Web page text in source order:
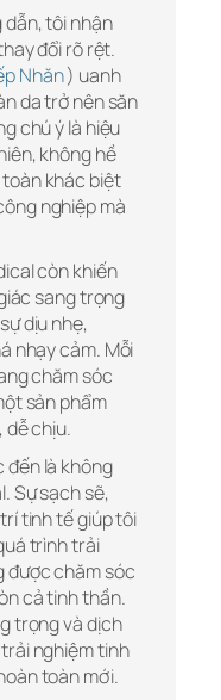
dẫn, tôi nhận
đổi rõ rệt.
Nhăn) uanh
da trở nên săn
chú ý là hiệu
không hề
khác biệt
nghiệp mà
còn khiến
sang trọng
dịu nhẹ,
nhạy cảm. Mỗi
chăm sóc
sản phẩm
dễ chịu.
đến là không
Sự sạch sẽ,
tinh tế giúp tôi
trình trải
được chăm sóc
cả tinh thần.
trọng và dịch
nghiệm tinh
toàn mới.